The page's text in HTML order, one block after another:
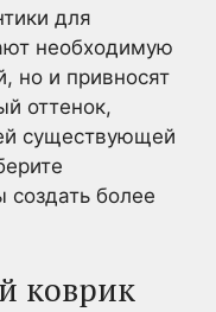
для
необходимую
но и привносят
оттенок,
существующей
создать более
коврик